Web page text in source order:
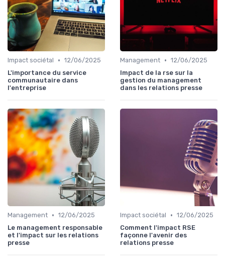
Impact sociétal • 12/06/2025
L'importance du service
communautaire dans
l'entreprise
Management • 12/06/2025
Impact de la rse sur la
gestion du management
dans les relations presse
Management • 12/06/2025
Le management responsable
et l'impact sur les relations
presse
Impact sociétal • 12/06/2025
Comment l'impact RSE
façonne l'avenir des
relations presse